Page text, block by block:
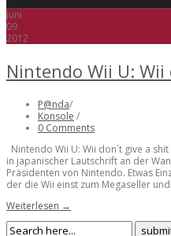
Juni
09
2012
Nintendo Wii U: Wii
P@nda/
Konsole /
0 Comments
Nintendo Wii U: Wii don´t give a
in japanischer Lautschrift an der
Präsidenten von Nintendo. Etwas
der die Wii einst zum Megaseller
Weiterlesen →